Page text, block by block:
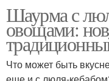
Шаурма с
овощами:
Что может быть